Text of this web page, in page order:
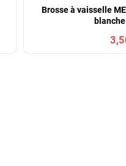
Brosse à vaisselle